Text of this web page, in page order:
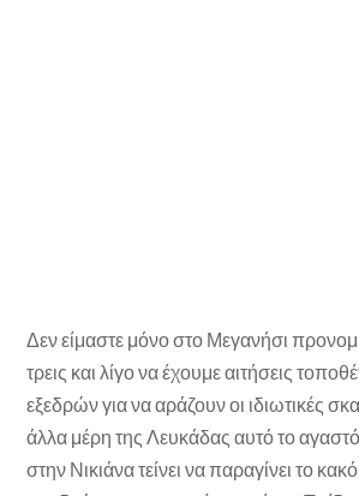
Δεν είμαστε μόνο στο Μεγανήσι
τρεις και λίγο να έχουμε αιτήσεις
εξεδρών για να αράζουν οι ιδιωτικές
άλλα μέρη της Λευκάδας αυτό το
στην Νικιάνα τείνει να παραγίνει το